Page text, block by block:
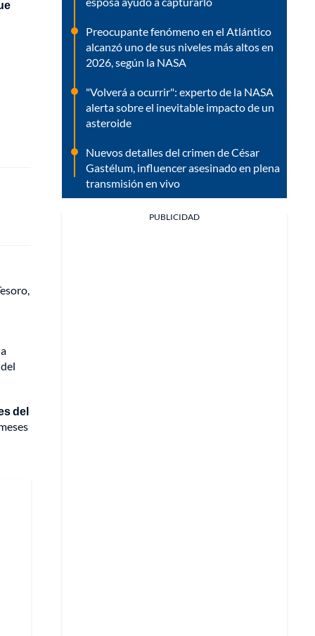
del
Preocupante fenómeno en el Atlántico
alcanzó uno de sus niveles más altos en
2026, según la NASA
"Volverá a ocurrir": experto de la NASA
alerta sobre el inevitable impacto de un
asteroide
Nuevos detalles del crimen de César
Gastélum, influencer asesinado en plena
transmisión en vivo
PUBLICIDAD